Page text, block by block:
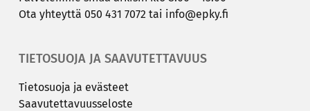
Ota yh­teyt­tä 050 431 7072 tai info@epky.fi
TIETOSUOJA JA SAAVUTETTAVUUS
Tie­to­suo­ja ja eväs­teet
Saa­vu­tet­ta­vuus­se­los­te